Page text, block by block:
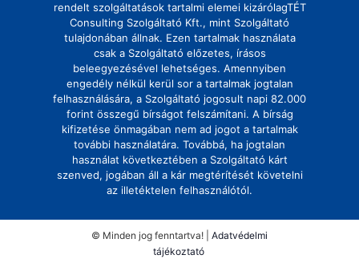
rendelt szolgáltatások tartalmi elemei kizárólagTÉT
Consulting Szolgáltató Kft., mint Szolgáltató
tulajdonában állnak. Ezen tartalmak használata
csak a Szolgáltató előzetes, írásos
beleegyezésével lehetséges. Amennyiben
engedély nélkül kerül sor a tartalmak jogtalan
felhasználására, a Szolgáltató jogosult napi 82.000
forint összegű bírságot felszámítani. A bírság
kifizetése önmagában nem ad jogot a tartalmak
további használatára. Továbbá, ha jogtalan
használat következtében a Szolgáltató kárt
szenved, jogában áll a kár megtérítését követelni
az illetéktelen felhasználótól.
© Minden jog fenntartva! | Adatvédelmi
tájékoztató